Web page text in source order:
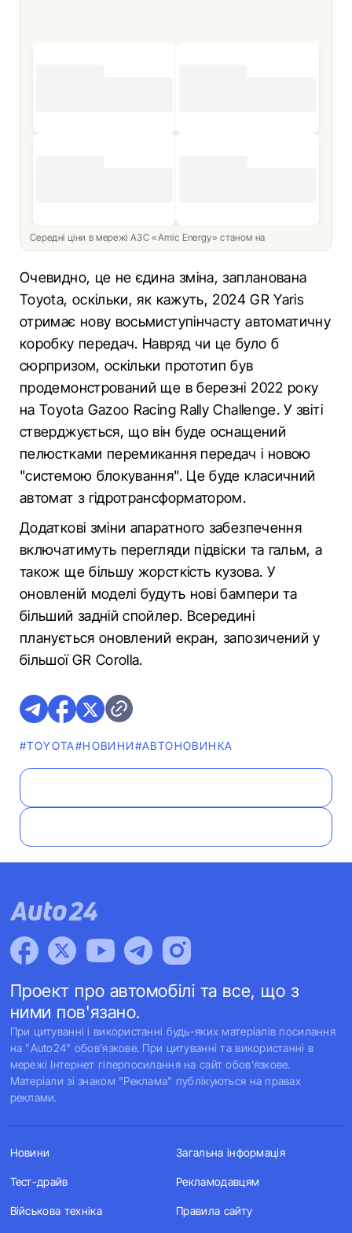
Середні ціни в мережі АЗС «Amic Energy» станом на
Очевидно, це не єдина зміна, запланована
Toyota, оскільки, як кажуть, 2024 GR Yaris
отримає нову восьмиступінчасту автоматичну
коробку передач. Навряд чи це було б
сюрпризом, оскільки прототип був
продемонстрований ще в березні 2022 року
на Toyota Gazoo Racing Rally Challenge. У звіті
стверджується, що він буде оснащений
пелюстками перемикання передач і новою
"системою блокування". Це буде класичний
автомат з гідротрансформатором.
Додаткові зміни апаратного забезпечення
включатимуть перегляди підвіски та гальм, а
також ще більшу жорсткість кузова. У
оновленій моделі будуть нові бампери та
більший задній спойлер. Всередині
планується оновлений екран, запозичений у
більшої GR Corolla.
#TOYOTA#НОВИНИ#АВТОНОВИНКА
Проект про автомобілі та все, що з
ними пов'язано.
При цитуванні і використанні будь-яких матеріалів посилання
на "Auto24" обов'язкове. При цитуванні та використанні в
мережі Інтернет гіперпосилання на сайт обов'язкове.
Матеріали зі знаком "Реклама" публікуються на правах
реклами.
Новини
Тест-драйв
Військова техніка
Загальна інформація
Рекламодавцям
Правила сайту